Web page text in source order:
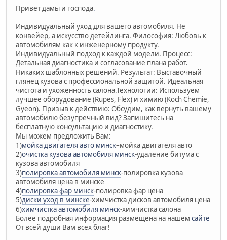
Привет дамы и господа.
Индивидуальный уход для вашего автомобиля. Не
конвейер, а искусство детейлинга. Философия: Любовь к
автомобилям как к инженерному продукту.
Индивидуальный подход к каждой модели. Процесс:
Детальная диагностика и согласование плана работ.
Никаких шаблонных решений. Результат: Выставочный
глянец кузова с профессиональной защитой. Идеальная
чистота и ухоженность салона.Технологии: Используем
лучшее оборудование (Rupes, Flex) и химию (Koch Chemie,
Gyeon). Призыв к действию: Обсудим, как вернуть вашему
автомобилю безупречный вид? Запишитесь на
бесплатную консультацию и диагностику.
Мы можем предложить Вам:
1)мойка двигателя авто минск–мойка двигателя авто
2)очистка кузова автомобиля минск-удаление битума с
кузова автомобиля
3)полировка автомобиля минск-полировка кузова
автомобиля цена в минске
4)полировка фар минск-полировка фар цена
5)диски уход в минске-химчистка дисков автомобиля цена
6)химчистка автомобиля минск-химчистка салона
Более подробная информация размещена на нашем сайте
От всей души Вам всех благ!